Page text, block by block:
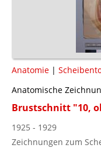
Anatomie |
Anatomische
Brustschnitt "10,
1925 - 1929
Zeichnungen zum